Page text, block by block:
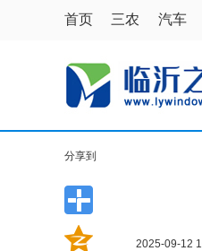
首页 三农 汽车
分享到
2025-09-12